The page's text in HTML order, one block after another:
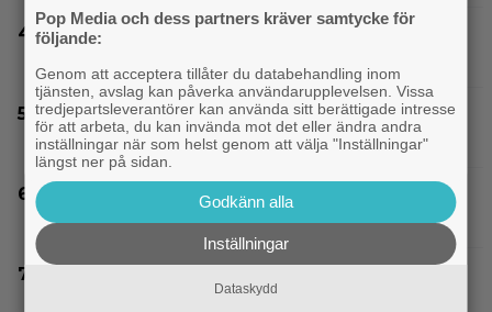
Experter väljer ut tidernas 100 bästa tv-spel:
27 augusti blir en spännande dag för alla
”Grand Theft Auto”-fans
Ett nytt mysterium på 8 avsnitt gör succé på
Prime Video just nu
”Kommer gå bra på streaming”
Pop Media och dess partners kräver samtycke för
följande:
Genom att acceptera tillåter du databehandling inom
tjänsten, avslag kan påverka användarupplevelsen. Vissa
tredjepartsleverantörer kan använda sitt berättigade intresse
för att arbeta, du kan invända mot det eller ändra andra
inställningar när som helst genom att välja "Inställningar"
längst ner på sidan.
Godkänn alla
Inställningar
Dataskydd